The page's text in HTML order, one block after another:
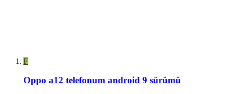
F
Oppo a12 telefonum android 9 sürümü